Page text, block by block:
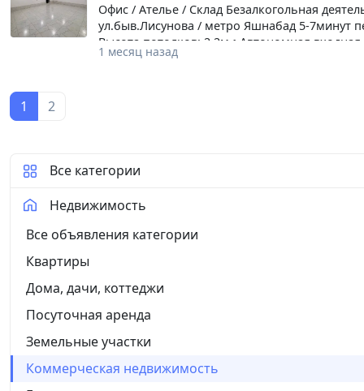
Офис / Ателье / Склад Безалкогольная
ул.быв.Лисунова / метро Яшнабад 5-7минут
Высота потолков: 2,2м • Автономная
комиссия 50% от одного месяца аренды
1 месяц назад
1 2
Все категории
Недвижимость
Все объявления категории
Квартиры
Дома, дачи, коттеджи
Посуточная аренда
Земельные участки
Коммерческая недвижимость